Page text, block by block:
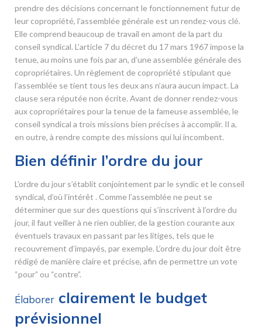
prendre des décisions concernant le fonctionnement futur de
leur copropriété, l’assemblée générale est un rendez-vous clé.
Elle comprend beaucoup de travail en amont de la part du
conseil syndical. L’article 7 du décret du 17 mars 1967 impose la
tenue, au moins une fois par an, d’une assemblée générale des
copropriétaires. Un règlement de copropriété stipulant que
l’assemblée se tient tous les deux ans n’aura aucun impact. La
clause sera réputée non écrite. Avant de donner rendez-vous
aux copropriétaires pour la tenue de la fameuse assemblée, le
conseil syndical a trois missions bien précises à accomplir. Il a,
en outre, à rendre compte des missions qui lui incombent.
Bien définir l’ordre du jour
L’ordre du jour s’établit conjointement par le syndic et le conseil
syndical, d’où l’intérêt . Comme l’assemblée ne peut se
déterminer que sur des questions qui s’inscrivent à l’ordre du
jour, il faut veiller à ne rien oublier, de la gestion courante aux
éventuels travaux en passant par les litiges, tels que le
recouvrement d’impayés, par exemple. L’ordre du jour doit être
rédigé de manière claire et précise, afin de permettre un vote
“pour” ou “contre”.
Élaborer clairement le budget
prévisionnel